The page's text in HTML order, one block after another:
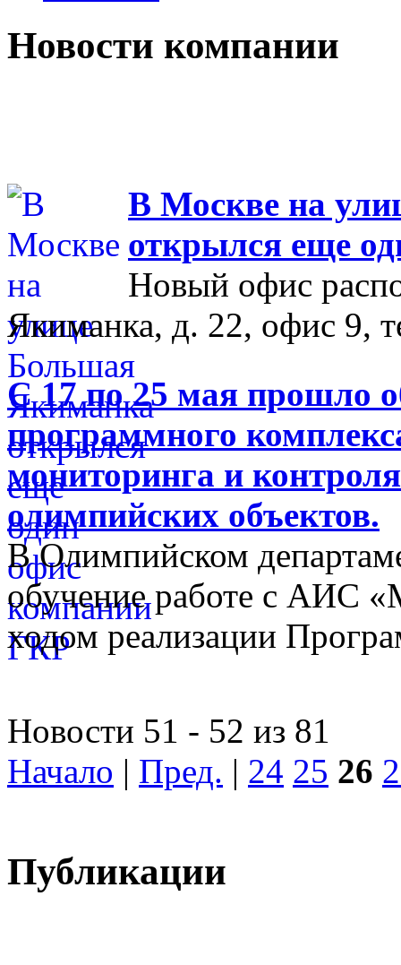
Новости компании
В Москве на
открылся еще
Новый офис
Якиманка, д. 22, офис 9,
С 17 по 25 мая прошло
программного
мониторинга и
олимпийских объектов.
В Олимпийском
обучение работе с АИС
ходом реализации
Новости 51 - 52 из 81
Начало | Пред. | 24 25 26
Публикации